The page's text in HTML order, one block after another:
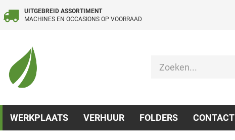
UITGEBREID ASSORTIMENT
MACHINES EN OCCASIONS OP VOORRAAD
WERKPLAATS VERHUUR FOLDERS CONTACT